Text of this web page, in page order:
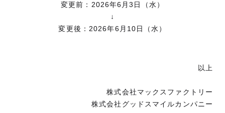
変更前：2026年6月3日（水）
↓
変更後：2026年6月10日（水）
以上
株式会社マックスファクトリー
株式会社グッドスマイルカンパニー